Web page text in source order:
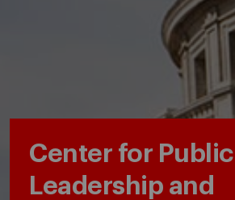
Center for Public
Leadership and